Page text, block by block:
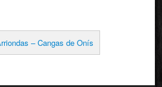
– Cangas de Onís